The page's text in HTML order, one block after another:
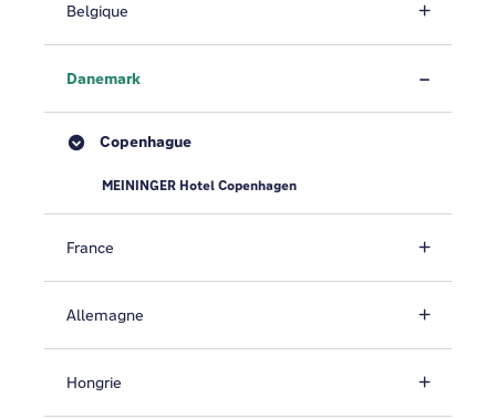
Belgique
Danemark
Copenhague
MEININGER Hotel Copenhagen
France
Allemagne
Hongrie